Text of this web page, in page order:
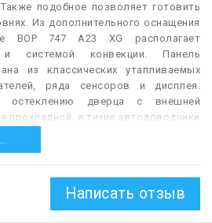
подобное позволяет готовить
Из дополнительного оснащения
BOP 747 A23 XG располагает
системой конвекции. Панель
из классических утапливаемых
ряда сенсоров и дисплея.
остеклению дверца с внешней
прохладной, а тихие автодоводчики
ее мягкое закрытие. Также обратим
и эффективную пиролитическою
стенок рабочей камеры.
Как правило, в данном
Написать отзыв